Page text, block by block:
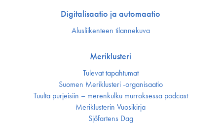
Digitalisaatio ja automaatio
Alusliikenteen tilannekuva
Meriklusteri
Tulevat tapahtumat
Suomen Meriklusteri -organisaatio
Tuulta purjeisiin – merenkulku murroksessa podcast
Meriklusterin Vuosikirja
Sjöfartens Dag